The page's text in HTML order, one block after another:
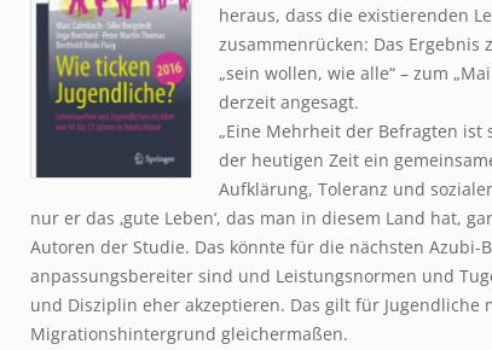
heraus, dass die existierenden
zusammenrücken: Das Ergebnis
„sein wollen, wie alle“ – zum
derzeit angesagt.
„Eine Mehrheit der Befragten ist
der heutigen Zeit ein
Aufklärung, Toleranz und
nur er das ‚gute Leben‘, das man in diesem Land hat,
Autoren der Studie. Das könnte für die nächsten Azubi-
anpassungsbereiter sind und Leistungsnormen und
und Disziplin eher akzeptieren. Das gilt für Jugendliche
Migrationshintergrund gleichermaßen.